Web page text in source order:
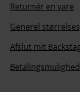
Returnér en vare
Generel
Afslut mit